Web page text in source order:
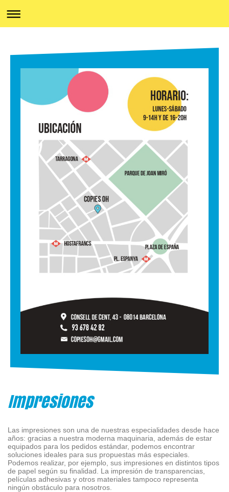
Impresiones
Las impresiones son una de nuestras especialidades desde hace
años: gracias a nuestra moderna maquinaria, además de estar
equipados para los pedidos estándar, podemos encontrar
soluciones ideales para sus propuestas más especiales.
Podemos realizar, por ejemplo, sus impresiones en distintos tipos
de papel según su finalidad. La impresión de transparencias,
películas adhesivas y otros materiales tampoco representa
ningún obstáculo para nosotros.